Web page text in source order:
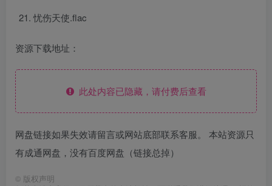
忧伤天使.flac
资源下载地址：
此处内容已隐藏，请付费后查看
网盘链接如果失效请留言或网站底部联系客服。 本站资源只
有成通网盘，没有百度网盘（链接总掉）
© 版权声明